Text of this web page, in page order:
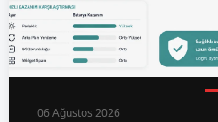
06 Ağustos 2026